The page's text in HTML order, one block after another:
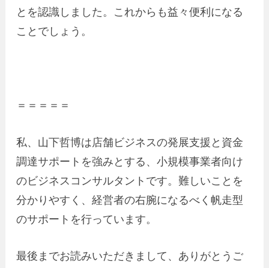
とを認識しました。これからも益々便利になる
ことでしょう。
＝＝＝＝＝
私、山下哲博は店舗ビジネスの発展支援と資金
調達サポートを強みとする、小規模事業者向け
のビジネスコンサルタントです。難しいことを
分かりやすく、経営者の右腕になるべく帆走型
のサポートを行っています。
最後までお読みいただきまして、ありがとうご